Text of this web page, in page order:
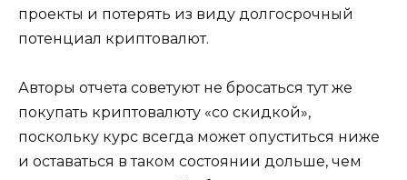
проекты и потерять из виду долгосрочный
потенциал криптовалют.
Авторы отчета советуют не бросаться тут же
покупать криптовалюту «со скидкой»,
поскольку курс всегда может опуститься ниже
и оставаться в таком состоянии дольше, чем